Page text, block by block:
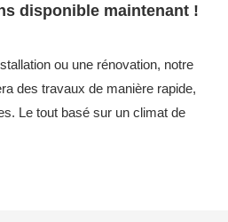
disponible maintenant !
ou une rénovation, notre
des travaux de manière rapide,
Le tout basé sur un climat de